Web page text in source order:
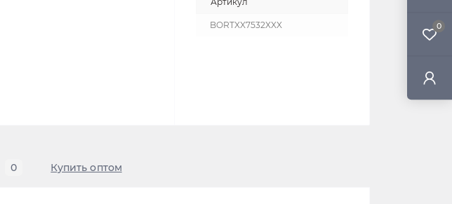
0
BORTXX7532XXX
0 Купить оптом